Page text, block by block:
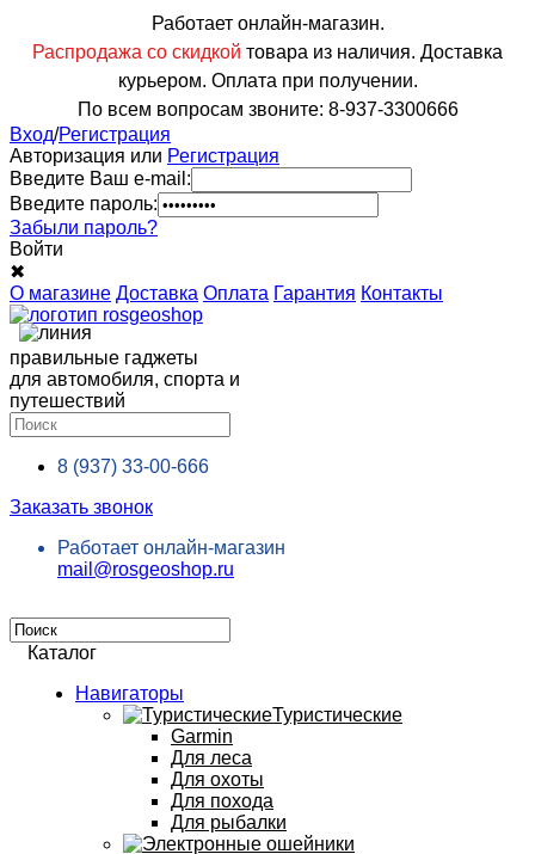
Работает онлайн-магазин.
Распродажа со скидкой товара из наличия. Доставка
курьером. Оплата при получении.
По всем вопросам звоните: 8-937-3300666
Вход/Регистрация
Авторизация или Регистрация
Введите Ваш e-mail:
Введите пароль:
Забыли пароль?
Войти
✖
О магазине Доставка Оплата Гарантия Контакты
правильные гаджеты
для автомобиля, спорта и
путешествий
8 (937) 33-00-666
Заказать звонок
Работает онлайн-магазин
mail@rosgeoshop.ru
Каталог
Навигаторы
Туристические
Garmin
Для леса
Для охоты
Для похода
Для рыбалки